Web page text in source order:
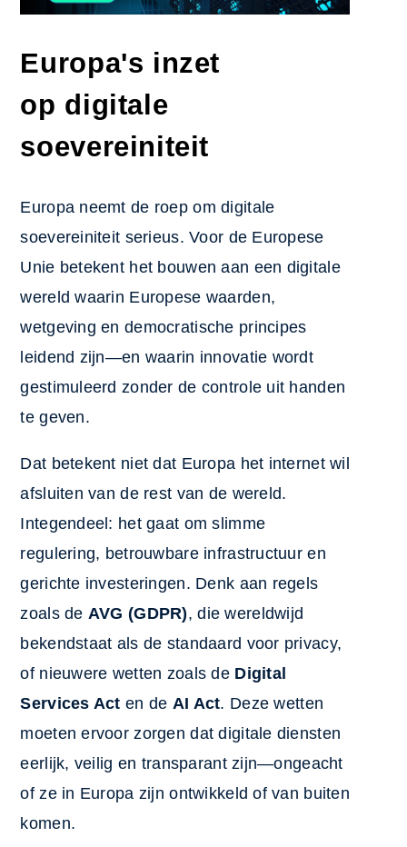
Europa's inzet
op digitale
soevereiniteit
Europa neemt de roep om digitale
soevereiniteit serieus. Voor de Europese
Unie betekent het bouwen aan een digitale
wereld waarin Europese waarden,
wetgeving en democratische principes
leidend zijn—en waarin innovatie wordt
gestimuleerd zonder de controle uit handen
te geven.
Dat betekent niet dat Europa het internet wil
afsluiten van de rest van de wereld.
Integendeel: het gaat om slimme
regulering, betrouwbare infrastructuur en
gerichte investeringen. Denk aan regels
zoals de AVG (GDPR), die wereldwijd
bekendstaat als de standaard voor privacy,
of nieuwere wetten zoals de Digital
Services Act en de AI Act. Deze wetten
moeten ervoor zorgen dat digitale diensten
eerlijk, veilig en transparant zijn—ongeacht
of ze in Europa zijn ontwikkeld of van buiten
komen.